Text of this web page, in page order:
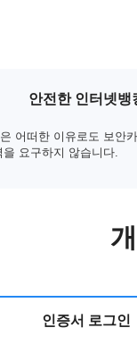
안전한 인터넷뱅
어떠한 이유로도 보안
을 요구하지 않습니다.
인증서 로그인